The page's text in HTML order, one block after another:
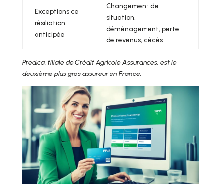
Exceptions de
résiliation
anticipée
Changement de
situation,
déménagement, perte
de revenus, décès
Predica, filiale de Crédit Agricole Assurances, est le
deuxième plus gros assureur en France.